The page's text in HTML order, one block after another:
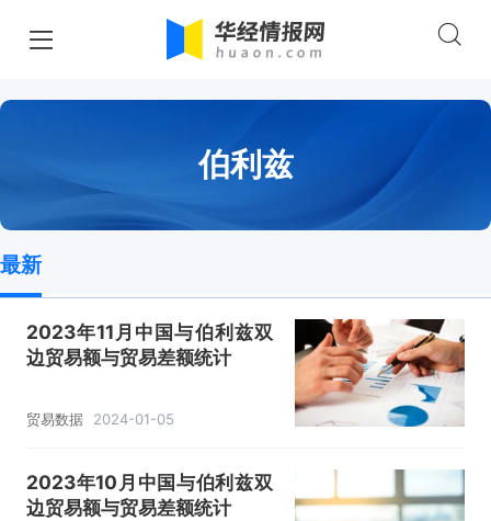
伯利兹
最新
2023年11月中国与伯利兹双
边贸易额与贸易差额统计
贸易数据 2024-01-05
2023年10月中国与伯利兹双
边贸易额与贸易差额统计